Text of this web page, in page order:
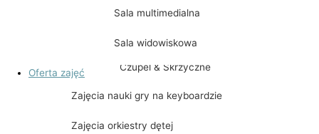
Sala multimedialna
Sala widowiskowa
Oferta zajęć
Zajęcia nauki gry na keyboardzie
Zajęcia orkiestry dętej
Dobry wieczór z kulturą
Gmina Kije Zdobywa Koronę Gór Polski
Czupel & Skrzyczne
Radziejowa
Ślęża & Chełmiec & Waligóra & Wielka